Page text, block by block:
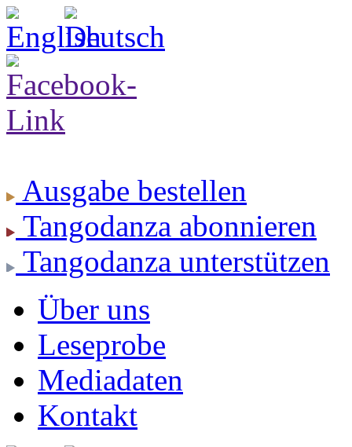
Ausgabe bestellen
Tangodanza abonnieren
Tangodanza unterstützen
Über uns
Leseprobe
Mediadaten
Kontakt